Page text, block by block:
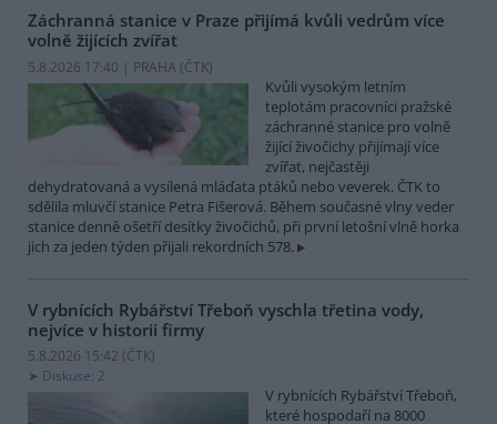
Záchranná stanice v Praze přijímá kvůli vedrům více
volně žijících zvířat
5.8.2026 17:40 | PRAHA (ČTK)
Kvůli vysokým letním
teplotám pracovníci pražské
záchranné stanice pro volně
žijící živočichy přijímají více
zvířat, nejčastěji
dehydratovaná a vysílená mláďata ptáků nebo veverek. ČTK to
sdělila mluvčí stanice Petra Fišerová. Během současné vlny veder
stanice denně ošetří desítky živočichů, při první letošní vlně horka
jich za jeden týden přijali rekordních 578.
V rybnících Rybářství Třeboň vyschla třetina vody,
nejvíce v historii firmy
5.8.2026 15:42 (ČTK)
Diskuse: 2
V rybnících Rybářství Třeboň,
které hospodaří na 8000